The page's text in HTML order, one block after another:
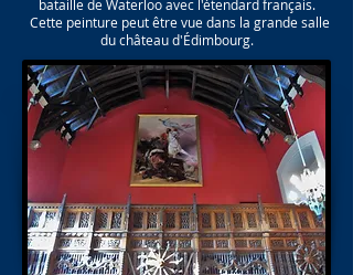
bataille de Waterloo avec l'étendard français.
Cette peinture peut être vue dans la grande salle
du château d'Édimbourg.